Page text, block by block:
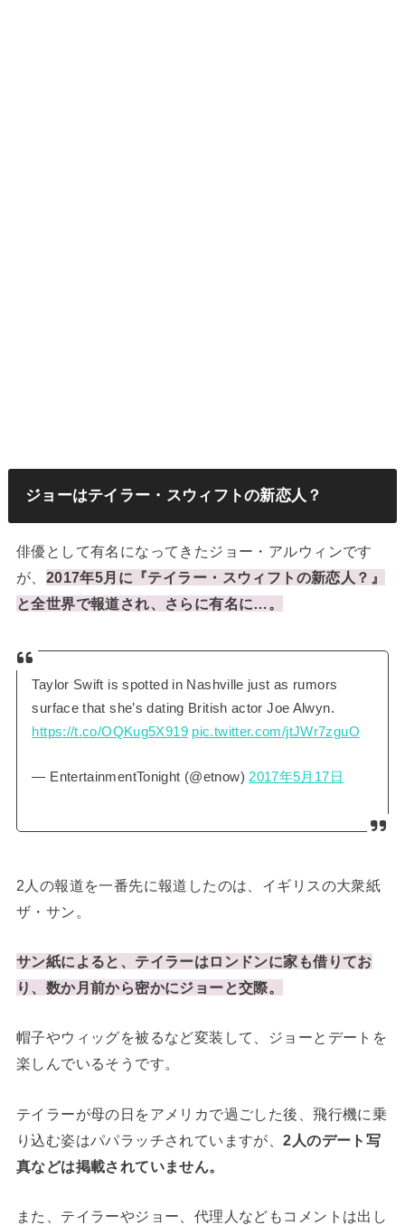
ジョーはテイラー・スウィフトの新恋人？
俳優として有名になってきたジョー・アルウィンです
が、 2017年5月に『テイラー・スウィフトの新恋人？』
と全世界で報道され、さらに有名に…。
Taylor Swift is spotted in Nashville just as rumors
surface that she’s dating British actor Joe Alwyn.
https://t.co/OQKug5X919 pic.twitter.com/jtJWr7zguO
— EntertainmentTonight (@etnow) 2017年5月17日
2人の報道を一番先に報道したのは、イギリスの大衆紙
ザ・サン。
サン紙によると、テイラーはロンドンに家も借りてお
り、数か月前から密かにジョーと交際。
帽子やウィッグを被るなど変装して、ジョーとデートを
楽しんでいるそうです。
テイラーが母の日をアメリカで過ごした後、飛行機に乗
り込む姿はパパラッチされていますが、2人のデート写
真などは掲載されていません。
また、テイラーやジョー、代理人などもコメントは出し